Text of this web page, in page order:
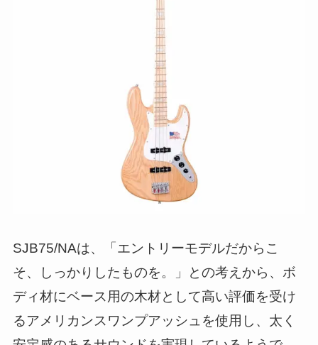
SJB75/NAは、「エントリーモデルだからこ
そ、しっかりしたものを。」との考えから、ボ
ディ材にベース用の木材として高い評価を受け
るアメリカンスワンプアッシュを使用し、太く